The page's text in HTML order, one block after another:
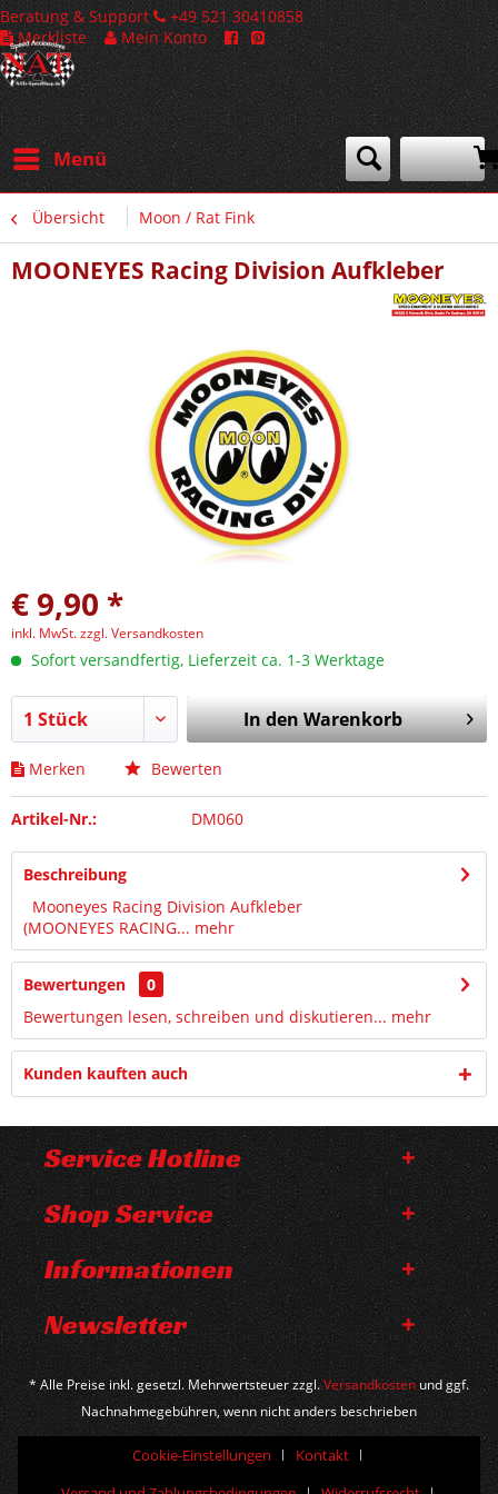
Beratung & Support
+49 521 30410858
Merkliste
Mein Konto
Menü
Übersicht Moon / Rat Fink
MOONEYES Racing Division Aufkleber
€ 9,90 *
inkl. MwSt.zzgl. Versandkosten
Sofort versandfertig, Lieferzeit ca. 1-3 Werktage
In denWarenkorb
Merken Bewerten
Artikel-Nr.: DM060
Beschreibung
Mooneyes Racing Division Aufkleber
(MOONEYES RACING... mehr
Bewertungen
0
Bewertungen lesen, schreiben und diskutieren... mehr
Kunden kauften auch
Service Hotline
Shop Service
Informationen
Newsletter
* Alle Preise inkl. gesetzl. Mehrwertsteuer zzgl.Versandkosten und ggf.
Nachnahmegebühren, wenn nicht anders beschrieben
Cookie-Einstellungen
Kontakt